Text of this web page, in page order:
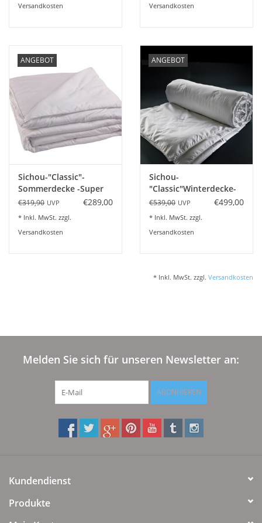
Versandkosten
Versandkosten
ANGEBOT
Sichou-"Classic"-
Sommerdecke -Super
leicht-Maulbeerseide
€319,90 UVP €289,00
* Inkl. MwSt. zzgl.
Versandkosten
ANGEBOT
Sichou-
"Classic"Winterdecke-
warm - Maulbeerseide
€539,00 UVP €499,00
* Inkl. MwSt. zzgl.
Versandkosten
* Inkl. MwSt. zzgl. Versandkosten
Melden Sie sich für unseren Newsletter an:
ABONNIEREN
Kundendienst
Produkte